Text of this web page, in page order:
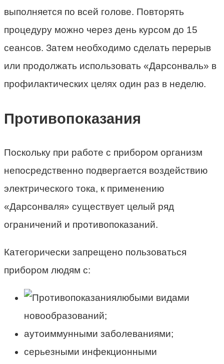
выполняется по всей голове. Повторять
процедуру можно через день курсом до 15
сеансов. Затем необходимо сделать перерыв
или продолжать использовать «Дарсонваль» в
профилактических целях один раз в неделю.
Противопоказания
Поскольку при работе с прибором организм
непосредственно подвергается воздействию
электрического тока, к применению
«Дарсонваля» существует целый ряд
ограничений и противопоказаний.
Категорически запрещено пользоваться
прибором людям с:
любыми видами
новообразований;
аутоиммунными заболеваниями;
серьезными инфекционными